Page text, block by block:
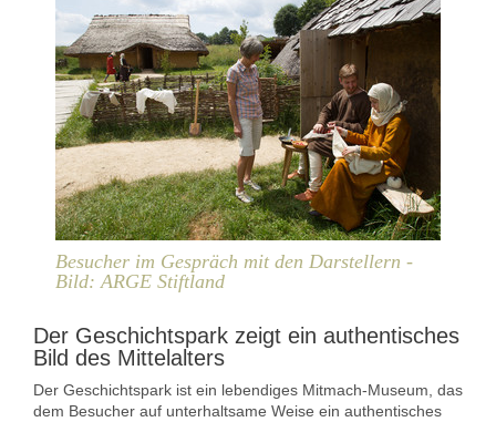
Besucher im Gespräch mit den Darstellern -
Bild: ARGE Stiftland
Der Geschichtspark zeigt ein authentisches
Bild des Mittelalters
Der Geschichtspark ist ein lebendiges Mitmach-Museum, das
dem Besucher auf unterhaltsame Weise ein authentisches